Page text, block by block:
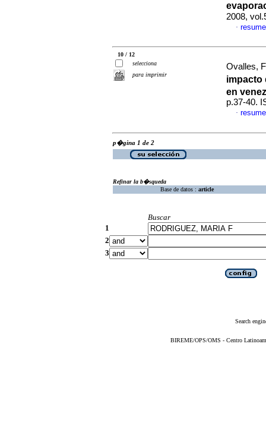
2008,
·
10 / 12
selecciona
para imprimir
Ovalles,
impacto
en
p.37-40.
·
p�gina 1 de 2
Refinar la b�squeda
Base de datos : article
Buscar
1
2
3
Search
BIREME/OPS/OMS - Centro